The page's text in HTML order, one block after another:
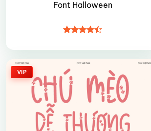
Font Halloween
hạng4.45
VIP